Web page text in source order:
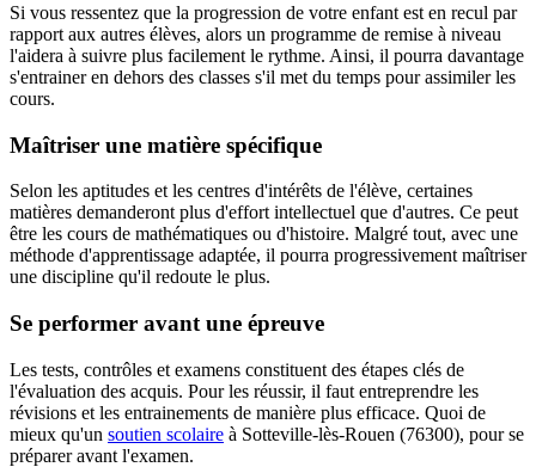
Si vous ressentez que la progression de votre enfant est en recul par
rapport aux autres élèves, alors un programme de remise à niveau
l'aidera à suivre plus facilement le rythme. Ainsi, il pourra davantage
s'entrainer en dehors des classes s'il met du temps pour assimiler les
cours.
Maîtriser une matière spécifique
Selon les aptitudes et les centres d'intérêts de l'élève, certaines
matières demanderont plus d'effort intellectuel que d'autres. Ce peut
être les cours de mathématiques ou d'histoire. Malgré tout, avec une
méthode d'apprentissage adaptée, il pourra progressivement maîtriser
une discipline qu'il redoute le plus.
Se performer avant une épreuve
Les tests, contrôles et examens constituent des étapes clés de
l'évaluation des acquis. Pour les réussir, il faut entreprendre les
révisions et les entrainements de manière plus efficace. Quoi de
mieux qu'un soutien scolaire à Sotteville-lès-Rouen (76300), pour se
préparer avant l'examen.